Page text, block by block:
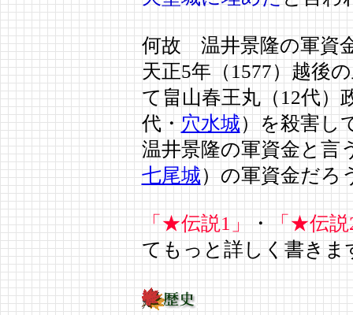
何故 温井景隆の軍資
天正5年（1577）越後
て畠山春王丸（12代）
代・穴水城）を殺害し
温井景隆の軍資金と言
七尾城）の軍資金だろ
「★伝説1」・「★伝説
てもっと詳しく書きま